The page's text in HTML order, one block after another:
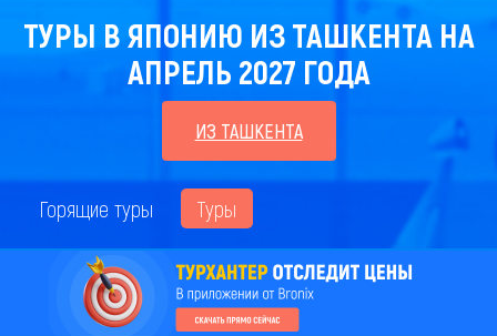
ТУРЫ В ЯПОНИЮ ИЗ ТАШКЕНТА НА
АПРЕЛЬ 2027 ГОДА
ИЗ ТАШКЕНТА
Горящие туры Туры